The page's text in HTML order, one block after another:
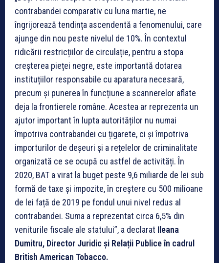
contrabandei comparativ cu luna martie, ne
îngrijorează tendința ascendentă a fenomenului, care
ajunge din nou peste nivelul de 10%. În contextul
ridicării restricțiilor de circulație, pentru a stopa
creșterea pieței negre, este importantă dotarea
instituțiilor responsabile cu aparatura necesară,
precum și punerea în funcțiune a scannerelor aflate
deja la frontierele române. Acestea ar reprezenta un
ajutor important în lupta autorităților nu numai
împotriva contrabandei cu țigarete, ci și împotriva
importurilor de deșeuri și a rețelelor de criminalitate
organizată ce se ocupă cu astfel de activități. În
2020, BAT a virat la buget peste 9,6 miliarde de lei sub
formă de taxe și impozite, în creștere cu 500 milioane
de lei față de 2019 pe fondul unui nivel redus al
contrabandei. Suma a reprezentat circa 6,5% din
veniturile fiscale ale statului”, a declarat Ileana
Dumitru, Director Juridic și Relații Publice în cadrul
British American Tobacco.